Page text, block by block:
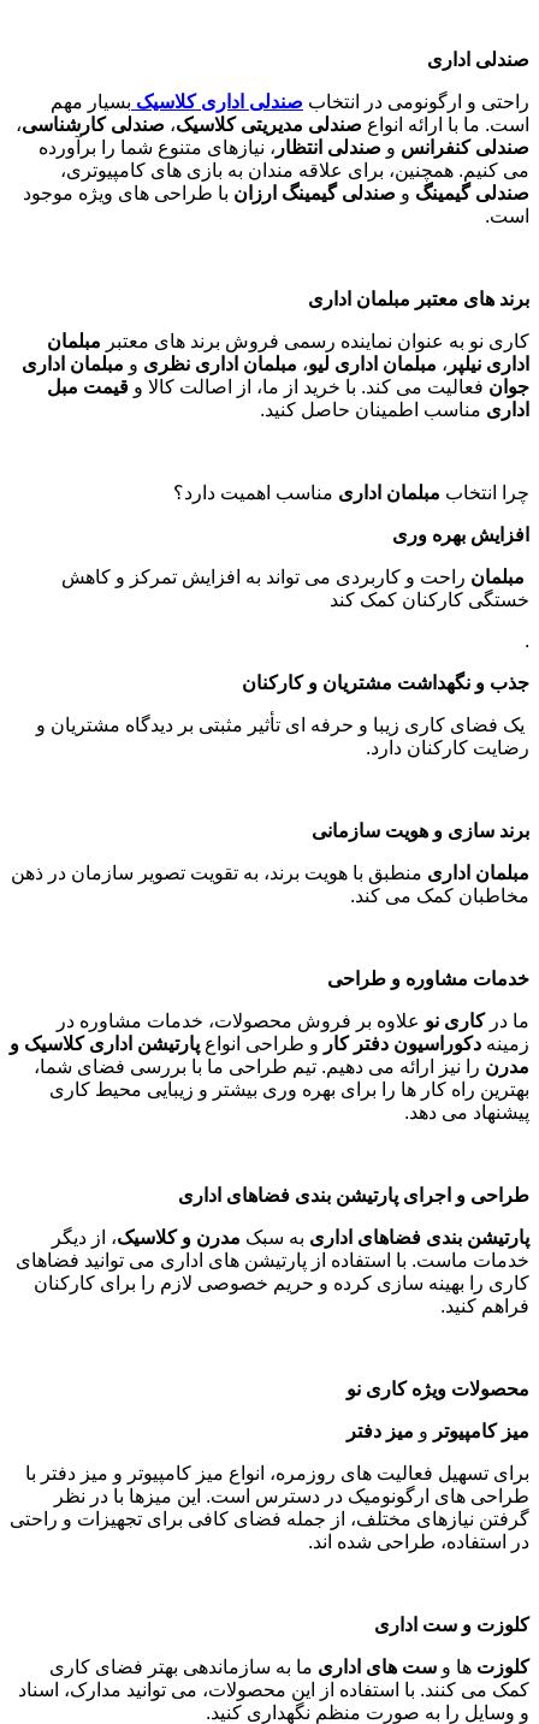
صندلی اداری
راحتی و ارگونومی در انتخاب صندلی اداری کلاسیک بسیار مهم
است. ما با ارائه انواع صندلی مدیریتی کلاسیک، صندلی کارشناسی،
صندلی کنفرانس و صندلی انتظار ، نیازهای متنوع شما را برآورده
می کنیم. همچنین، برای علاقه مندان به بازی های کامپیوتری،
صندلی گیمینگ و صندلی گیمینگ ارزان با طراحی های ویژه موجود
است.
برند های معتبر مبلمان اداری
کاری نو به عنوان نماینده رسمی فروش برند های معتبر مبلمان
اداری نیلپر ، مبلمان اداری لیو، مبلمان اداری نظری و مبلمان اداری
جوان فعالیت می کند. با خرید از ما، از اصالت کالا و قیمت مبل
اداری مناسب اطمینان حاصل کنید.
چرا انتخاب مبلمان اداری مناسب اهمیت دارد؟
افزایش بهره وری
مبلمان راحت و کاربردی می تواند به افزایش تمرکز و کاهش
خستگی کارکنان کمک کند
.
جذب و نگهداشت مشتریان و کارکنان
یک فضای کاری زیبا و حرفه ای تأثیر مثبتی بر دیدگاه مشتریان و
رضایت کارکنان دارد.
برند سازی و هویت سازمانی
مبلمان اداری منطبق با هویت برند، به تقویت تصویر سازمان در ذهن
مخاطبان کمک می کند.
خدمات مشاوره و طراحی
ما درکاری نو علاوه بر فروش محصولات، خدمات مشاوره در
زمینه دکوراسیون دفتر کار و طراحی انواع پارتیشن اداری کلاسیک و
مدرن را نیز ارائه می دهیم. تیم طراحی ما با بررسی فضای شما،
بهترین راه کار ها را برای بهره وری بیشتر و زیبایی محیط کاری
پیشنهاد می دهد.
طراحی و اجرای پارتیشن بندی فضاهای اداری
پارتیشن بندی فضاهای اداری به سبک مدرن و کلاسیک، از دیگر
خدمات ماست. با استفاده از پارتیشن های اداری می توانید فضاهای
کاری را بهینه سازی کرده و حریم خصوصی لازم را برای کارکنان
فراهم کنید.
محصولات ویژه کاری نو
میز کامپیوتر و میز دفتر
برای تسهیل فعالیت های روزمره، انواع میز کامپیوتر و میز دفتر با
طراحی های ارگونومیک در دسترس است. این میزها با در نظر
گرفتن نیازهای مختلف، از جمله فضای کافی برای تجهیزات و راحتی
در استفاده، طراحی شده اند.
کلوزت و ست اداری
کلوزت ها و ست های اداری ما به سازماندهی بهتر فضای کاری
کمک می کنند. با استفاده از این محصولات، می توانید مدارک، اسناد
و وسایل را به صورت منظم نگهداری کنید.